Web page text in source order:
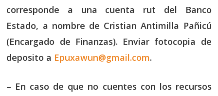
corresponde a una cuenta rut del Banco
Estado, a nombre de Cristian Antimilla Pañicú
(Encargado de Finanzas). Enviar fotocopia de
deposito a Epuxawun@gmail.com.
– En caso de que no cuentes con los recursos